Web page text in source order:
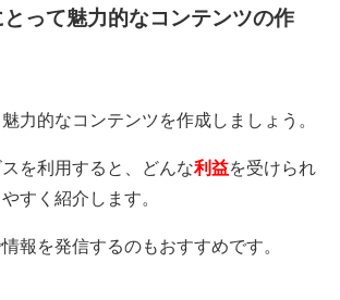
って魅力的なコンテンツの作
力的なコンテンツを作成しましょう。
を利用すると、どんな利益を受けられ
すく紹介します。
報を発信するのもおすすめです。